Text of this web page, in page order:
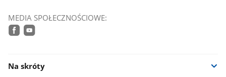
MEDIA SPOŁECZNOŚCIOWE:
Na skróty